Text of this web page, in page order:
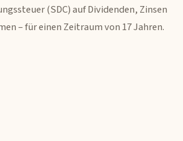
(SDC) auf Dividenden, Zinsen
– für einen Zeitraum von 17 Jahren.